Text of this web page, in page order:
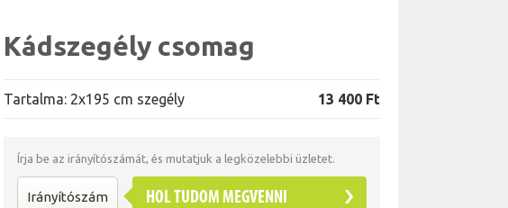
Kádszegély csomag
Tartalma: 2x195 cm szegély 13 400 Ft
Írja be az irányítószámát, és mutatjuk a legközelebbi üzletet.
HOL TUDOM MEGVENNI